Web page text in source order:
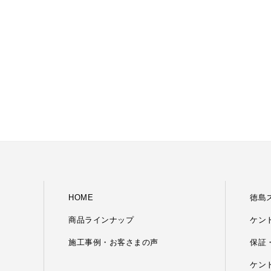
HOME
商品ラインナップ
施工事例・お客さまの声
徳島
ケン
保証
ケン